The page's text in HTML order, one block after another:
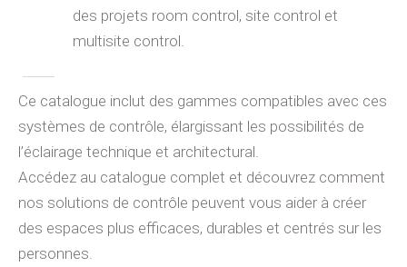
des projets room control, site control et
multisite control.
Ce catalogue inclut des gammes compatibles avec ces
systèmes de contrôle, élargissant les possibilités de
l’éclairage technique et architectural.
Accédez au catalogue complet et découvrez comment
nos solutions de contrôle peuvent vous aider à créer
des espaces plus efficaces, durables et centrés sur les
personnes.